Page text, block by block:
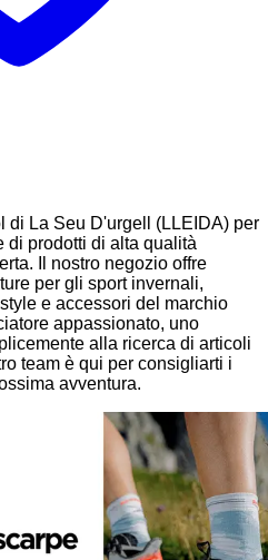
di La Seu D'urgell (LLEIDA) per
di prodotti di alta qualità
Il nostro negozio offre
per gli sport invernali,
e accessori del marchio
appassionato, uno
alla ricerca di articoli
team è qui per consigliarti i
avventura.